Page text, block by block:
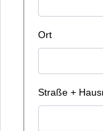
Ort
Straße +